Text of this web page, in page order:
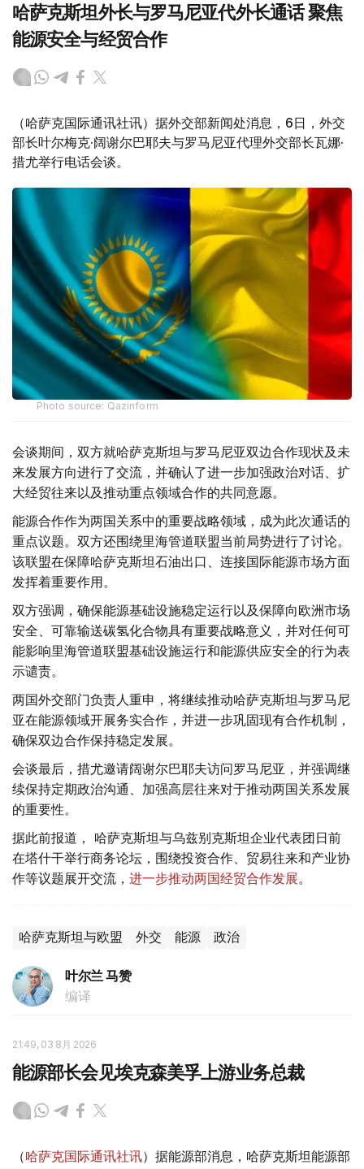
哈萨克斯坦外长与罗马尼亚代外长通话 聚焦
能源安全与经贸合作
（哈萨克国际通讯社讯）据外交部新闻处消息，6日，外交
部长叶尔梅克·阔谢尔巴耶夫与罗马尼亚代理外交部长瓦娜·
措尤举行电话会谈。
Photo source: Qazinform
会谈期间，双方就哈萨克斯坦与罗马尼亚双边合作现状及未
来发展方向进行了交流，并确认了进一步加强政治对话、扩
大经贸往来以及推动重点领域合作的共同意愿。
能源合作作为两国关系中的重要战略领域，成为此次通话的
重点议题。双方还围绕里海管道联盟当前局势进行了讨论。
该联盟在保障哈萨克斯坦石油出口、连接国际能源市场方面
发挥着重要作用。
双方强调，确保能源基础设施稳定运行以及保障向欧洲市场
安全、可靠输送碳氢化合物具有重要战略意义，并对任何可
能影响里海管道联盟基础设施运行和能源供应安全的行为表
示谴责。
两国外交部门负责人重申，将继续推动哈萨克斯坦与罗马尼
亚在能源领域开展务实合作，并进一步巩固现有合作机制，
确保双边合作保持稳定发展。
会谈最后，措尤邀请阔谢尔巴耶夫访问罗马尼亚，并强调继
续保持定期政治沟通、加强高层往来对于推动两国关系发展
的重要性。
据此前报道， 哈萨克斯坦与乌兹别克斯坦企业代表团日前
在塔什干举行商务论坛，围绕投资合作、贸易往来和产业协
作等议题展开交流， 进一步推动两国经贸合作发展。
哈萨克斯坦与欧盟 外交 能源 政治
叶尔兰 马赞
编译
21:49, 03 8月 2026
能源部长会见埃克森美孚上游业务总裁
（哈萨克国际通讯社讯）据能源部消息，哈萨克斯坦能源部